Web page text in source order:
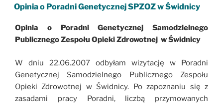
W
Opinia o Poradni Genetycznej SPZOZ w Świdnicy
Opinia o Poradni Genetycznej Samodzielnego
Publicznego Zespołu Opieki Zdrowotnej w Świdnicy
W dniu 22.06.2007 odbyłam wizytację w Poradni
Genetycznej Samodzielnego Publicznego Zespołu
Opieki Zdrowotnej w Świdnicy. Po zapoznaniu się z
zasadami pracy Poradni, liczbą przymowanych